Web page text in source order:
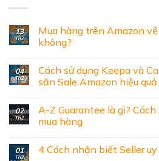
13
Th2
Mua hàng trên Amazon
không?
04
Th2
Cách sử dụng Keepa và
săn Sale Amazon hiệu
02
Th2
A-Z Guarantee là gì?
mua hàng
01
Th2
4 Cách nhận biết Seller